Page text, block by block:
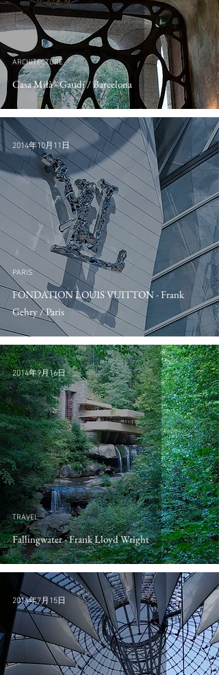
Casa Milà - Gaudí / Barcelona
ARCHITECTURE
FONDATION LOUIS VUITTON - Frank
Gehry / Paris
PARIS
2014年10月11日
Fallingwater - Frank Lloyd Wright
TRAVEL
2014年9月16日
2014年7月15日